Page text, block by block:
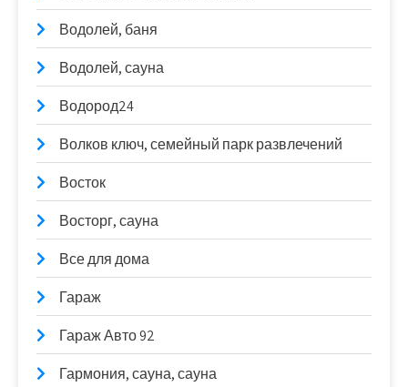
Водолей, баня
Водолей, сауна
Водород24
Волков ключ, семейный парк развлечений
Восток
Восторг, сауна
Все для дома
Гараж
Гараж Авто 92
Гармония, сауна, сауна